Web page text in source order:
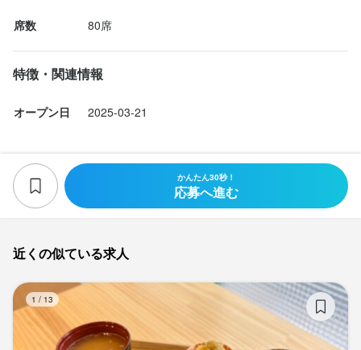
席数 80席
特徴・関連情報
オープン日 2025-03-21
かんたん30秒！
応募へ進む
近くの似ている求人
1 / 13
内定となります。気兼ねなくご相談ください。
お店の採用担当者からのメッセージ
★採用担当者からのメッセージ★
ど、当社は多くの学びに満ちた環境だと自負しています。
豊富な経験を持つ当社には、活躍できるステージが多数ありま
ループの健全な労働環境で、あなたの夢の実現をサポートしま
す。
少しでもご興味をお持ちいただけましたら、まずは一度お話しし
てみませんか？ご応募お待ちしております。
求める人物像
＼求める人物像／
う、学ぶ意欲に溢れる方を心よりお待ちしています！
「まずやってみな」が合言葉。失敗を恐れずに挑戦できる環境が
魅力。
自分のやりたいことを二つ返事で応援してくれる会社なので、成
選考の流れ
応募後、原則2営業日以内に返信しております。1回の面接を経て
内定となります。気兼ねなくご相談ください。
す！個々の希望や頑張りに応じた選択肢をご用意し、大手企業グ
ループの健全な労働環境で、あなたの夢の実現をサポートしま
てみませんか？ご応募お待ちしております。
店名
BRIANZA OSAKA
勤務地
大阪府大阪市北区大深町5-54 グラングリーン大阪 南館 3F
・前向きな気持ちで意欲的に取り組める方
応募後、原則2営業日以内に返信しております。1回の面接を経て
内定となります。気兼ねなくご相談ください。
￣￣Ｖ￣￣￣￣￣￣￣￣￣￣￣￣
価格帯に合わせた調理・接客スキルや、人・モノ・カネの知識な
ど、当社は多くの学びに満ちた環境だと自負しています。